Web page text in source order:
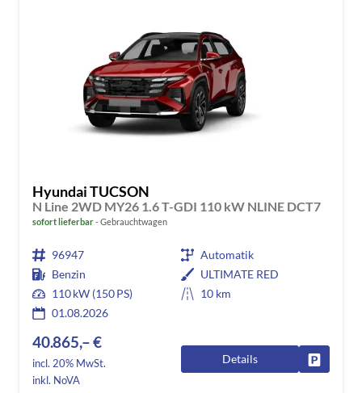
Hyundai TUCSON
N Line 2WD MY26 1.6 T-GDI 110 kW NLINE DCT7
sofort lieferbar Gebrauchtwagen
96947
Automatik
Benzin
ULTIMATE RED
110 kW (150 PS)
10 km
01.08.2026
40.865,– €
incl. 20% MwSt.
inkl. NoVA
Details